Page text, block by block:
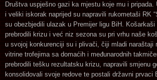
Društva uspješno gazi ka mjestu koje mu i pripada.
i veliki iskorak naprijed su napravili rukometaši RK
su obezbjedili ulazak u Premijer ligu BiH. Košarkaši
prebrodili krizu i već niz sezona su pri vrhu naše
u svojoj konkurenciji su i plivači, čiji mladi naraštaji
vitrine trofejima sa domaćih i međunarodnih
prebrodili tešku rezultatsku krizu, napravili smjenu
konsolidovali svoje redove te postali državni prvaci